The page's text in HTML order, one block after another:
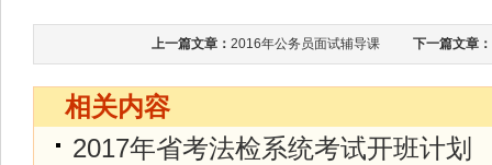
上一篇文章： 2016年公务员面试辅导课 下一篇文章：
相关内容
2017年省考法检系统考试开班计划